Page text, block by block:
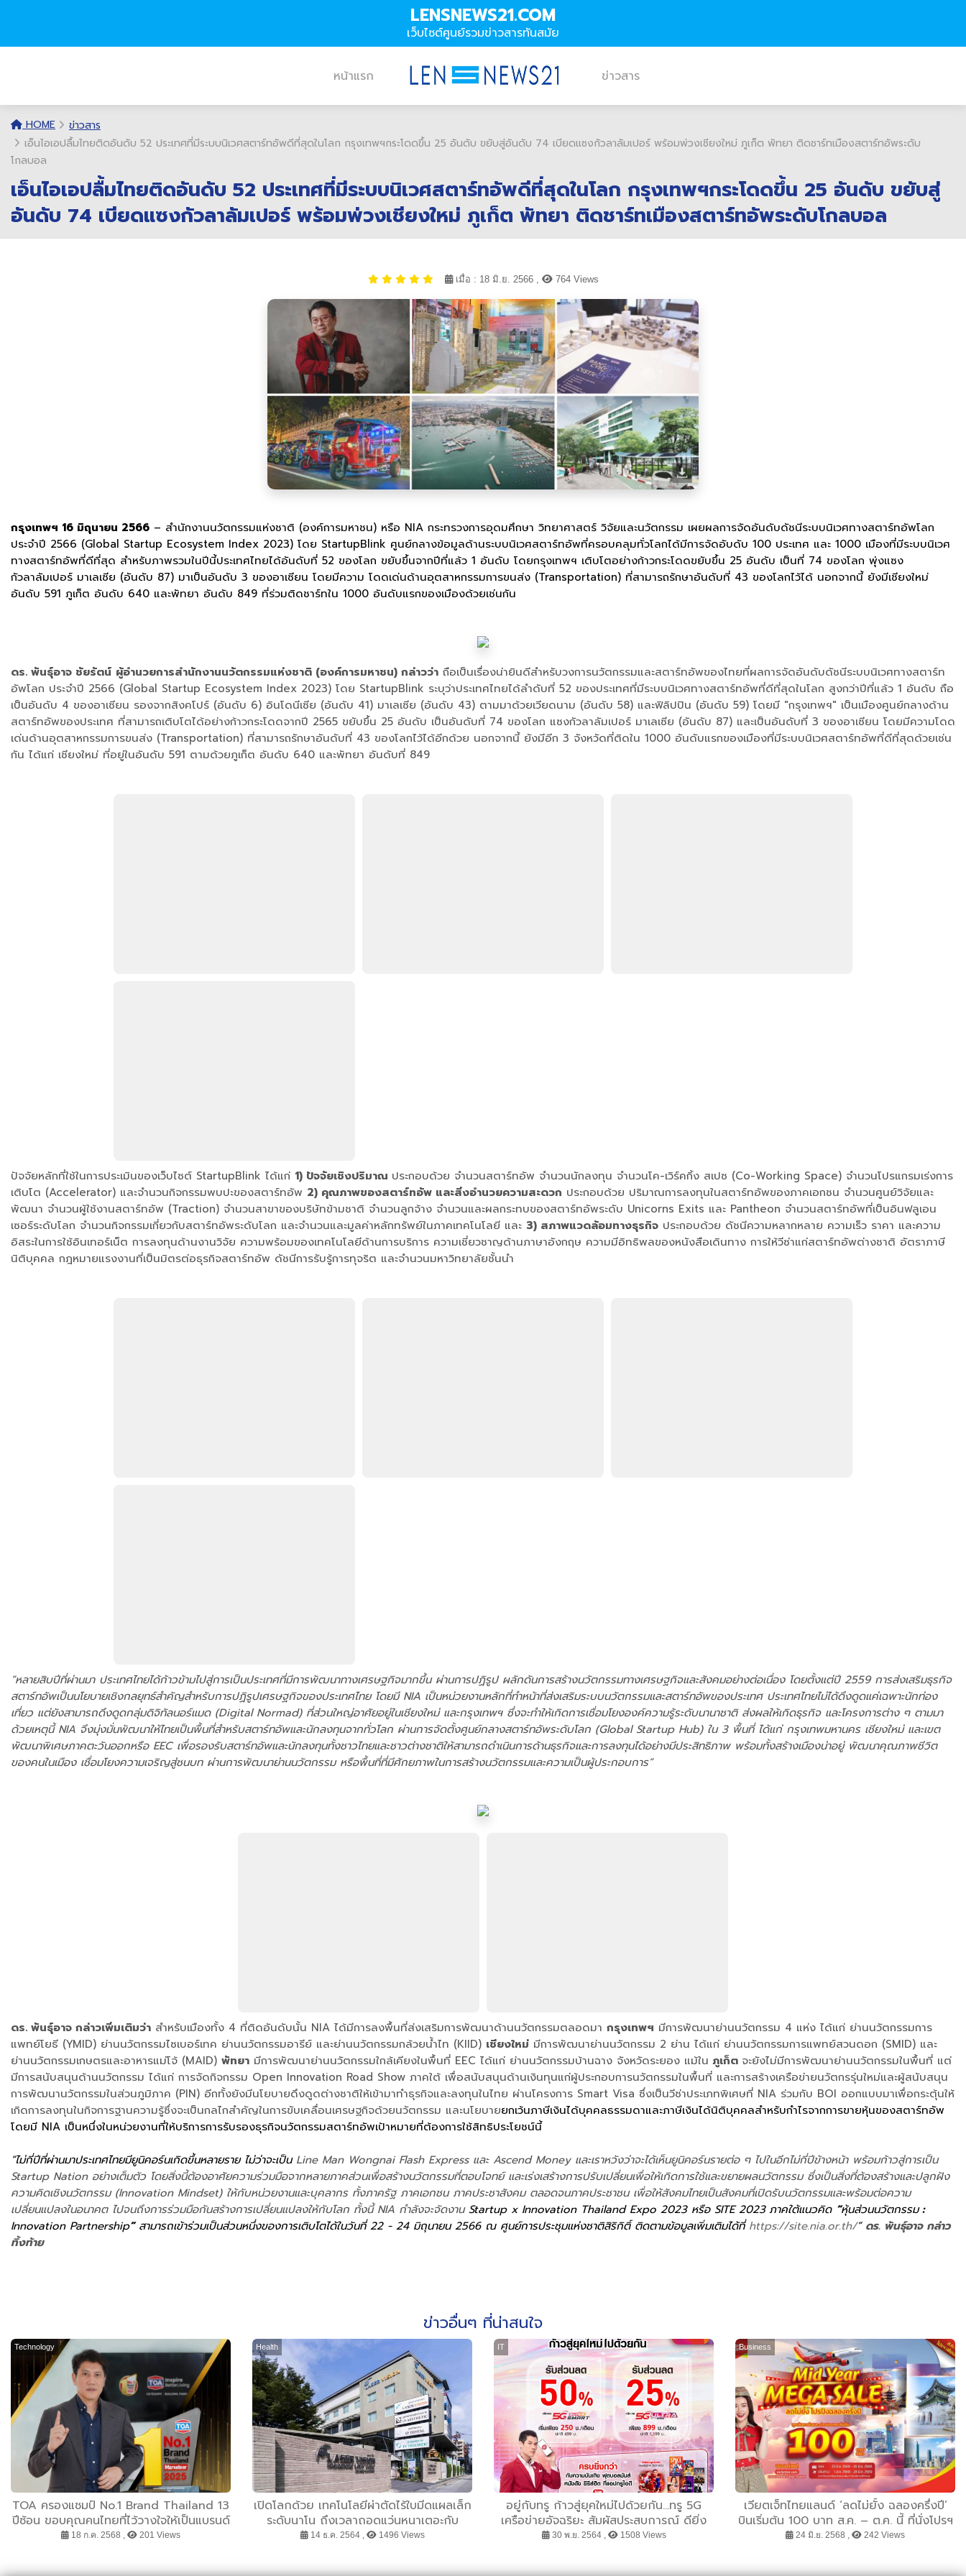
LENSNEWS21.COM
เว็บไซต์ศูนย์รวมข่าวสารทันสมัย
หน้าแรก ข่าวสาร
HOME
ข่าวสาร
เอ็นไอเอปลื้มไทยติดอันดับ 52 ประเทศที่มีระบบนิเวศสตาร์ทอัพดีที่สุดในโลก กรุงเทพฯกระโดดขึ้น 25 อันดับ ขยับสู่อันดับ 74 เบียดแซงกัวลาลัมเปอร์ พร้อมพ่วงเชียงใหม่ ภูเก็ต พัทยา ติดชาร์ทเมืองสตาร์ทอัพระดับ
โกลบอล
เอ็นไอเอปลื้มไทยติดอันดับ 52 ประเทศที่มีระบบนิเวศสตาร์ทอัพดีที่สุดในโลก กรุงเทพฯกระโดดขึ้น 25 อันดับ ขยับสู่
อันดับ 74 เบียดแซงกัวลาลัมเปอร์ พร้อมพ่วงเชียงใหม่ ภูเก็ต พัทยา ติดชาร์ทเมืองสตาร์ทอัพระดับโกลบอล
เมื่อ : 18 มิ.ย. 2566 , 764 Views
กรุงเทพฯ 16 มิถุนายน 2566 – สำนักงานนวัตกรรมแห่งชาติ (องค์การมหาชน) หรือ NIA กระทรวงการอุดมศึกษา วิทยาศาสตร์ วิจัยและนวัตกรรม เผยผลการจัดอันดับดัชนีระบบนิเวศทางสตาร์ทอัพโลก
ประจำปี 2566 (Global Startup Ecosystem Index 2023) โดย StartupBlink ศูนย์กลางข้อมูลด้านระบบนิเวศสตาร์ทอัพที่ครอบคลุมทั่วโลกได้มีการจัดอับดับ 100 ประเทศ และ 1000 เมืองที่มีระบบนิเวศ
ทางสตาร์ทอัพที่ดีที่สุด สำหรับภาพรวมในปีนี้ประเทศไทยได้อันดับที่ 52 ของโลก ขยับขึ้นจากปีที่แล้ว 1 อันดับ โดยกรุงเทพฯ เติบโตอย่างก้าวกระโดดขยับขึ้น 25 อันดับ เป็นที่ 74 ของโลก พุ่งแซง
กัวลาลัมเปอร์ มาเลเซีย (อันดับ 87) มาเป็นอันดับ 3 ของอาเซียน โดยมีความ โดดเด่นด้านอุตสาหกรรมการขนส่ง (Transportation) ที่สามารถรักษาอันดับที่ 43 ของโลกไว้ได้ นอกจากนี้ ยังมีเชียงใหม่
อันดับ 591 ภูเก็ต อันดับ 640 และพัทยา อันดับ 849 ที่ร่วมติดชาร์ทใน 1000 อันดับแรกของเมืองด้วยเช่นกัน
ดร. พันธุ์อาจ ชัยรัตน์ ผู้อำนวยการสำนักงานนวัตกรรมแห่งชาติ (องค์การมหาชน) กล่าวว่า ถือเป็นเรื่องน่ายินดีสำหรับวงการนวัตกรรมและสตาร์ทอัพของไทยที่ผลการจัดอันดับดัชนีระบบนิเวศทางสตาร์ท
อัพโลก ประจำปี 2566 (Global Startup Ecosystem Index 2023) โดย StartupBlink ระบุว่าประเทศไทยได้ลำดับที่ 52 ของประเทศที่มีระบบนิเวศทางสตาร์ทอัพที่ดีที่สุดในโลก สูงกว่าปีที่แล้ว 1 อันดับ ถือ
เป็นอันดับ 4 ของอาเซียน รองจากสิงคโปร์ (อันดับ 6) อินโดนีเซีย (อันดับ 41) มาเลเซีย (อันดับ 43) ตามมาด้วยเวียดนาม (อันดับ 58) และฟิลิปปิน (อันดับ 59) โดยมี "กรุงเทพฯ" เป็นเมืองศูนย์กลางด้าน
สตาร์ทอัพของประเทศ ที่สามารถเติบโตได้อย่างก้าวกระโดดจากปี 2565 ขยับขึ้น 25 อันดับ เป็นอันดับที่ 74 ของโลก แซงกัวลาลัมเปอร์ มาเลเซีย (อันดับ 87) และเป็นอันดับที่ 3 ของอาเซียน โดยมีความโดด
เด่นด้านอุตสาหกรรมการขนส่ง (Transportation) ที่สามารถรักษาอันดับที่ 43 ของโลกไว้ได้อีกด้วย นอกจากนี้ ยังมีอีก 3 จังหวัดที่ติดใน 1000 อันดับแรกของเมืองที่มีระบบนิเวศสตาร์ทอัพที่ดีที่สุดด้วยเช่น
กัน ได้แก่ เชียงใหม่ ที่อยู่ในอันดับ 591 ตามด้วยภูเก็ต อันดับ 640 และพัทยา อันดับที่ 849
ปัจจัยหลักที่ใช้ในการประเมินของเว็บไซต์ StartupBlink ได้แก่ 1) ปัจจัยเชิงปริมาณ ประกอบด้วย จำนวนสตาร์ทอัพ จำนวนนักลงทุน จำนวนโค-เวิร์คกิ้ง สเปซ (Co-Working Space) จำนวนโปรแกรมเร่งการ
เติบโต (Accelerator) และจำนวนกิจกรรมพบปะของสตาร์ทอัพ 2) คุณภาพของสตาร์ทอัพ และสิ่งอำนวยความสะดวก ประกอบด้วย ปริมาณการลงทุนในสตาร์ทอัพของภาคเอกชน จำนวนศูนย์วิจัยและ
พัฒนา จำนวนผู้ใช้งานสตาร์ทอัพ (Traction) จำนวนสาขาของบริษัทข้ามชาติ จำนวนลูกจ้าง จำนวนและผลกระทบของสตาร์ทอัพระดับ Unicorns Exits และ Pantheon จำนวนสตาร์ทอัพที่เป็นอินฟลูเอน
เซอร์ระดับโลก จำนวนกิจกรรมเกี่ยวกับสตาร์ทอัพระดับโลก และจำนวนและมูลค่าหลักทรัพย์ในภาคเทคโนโลยี และ 3) สภาพแวดล้อมทางธุรกิจ ประกอบด้วย ดัชนีความหลากหลาย ความเร็ว ราคา และความ
อิสระในการใช้อินเทอร์เน็ต การลงทุนด้านงานวิจัย ความพร้อมของเทคโนโลยีด้านการบริการ ความเชี่ยวชาญด้านภาษาอังกฤษ ความมีอิทธิพลของหนังสือเดินทาง การให้วีซ่าแก่สตาร์ทอัพต่างชาติ อัตราภาษี
นิติบุคคล กฎหมายแรงงานที่เป็นมิตรต่อธุรกิจสตาร์ทอัพ ดัชนีการรับรู้การทุจริต และจำนวนมหาวิทยาลัยชั้นนำ
“หลายสิบปีที่ผ่านมา ประเทศไทยได้ก้าวข้ามไปสู่การเป็นประเทศที่มีการพัฒนาทางเศรษฐกิจมากขึ้น ผ่านการปฏิรูป ผลักดันการสร้างนวัตกรรมทางเศรษฐกิจและสังคมอย่างต่อเนื่อง โดยตั้งแต่ปี 2559 การส่งเสริมธุรกิจ
สตาร์ทอัพเป็นนโยบายเชิงกลยุทธ์สำคัญสำหรับการปฏิรูปเศรษฐกิจของประเทศไทย โดยมี NIA เป็นหน่วยงานหลักที่ทำหน้าที่ส่งเสริมระบบนวัตกรรมและสตาร์ทอัพของประเทศ ประเทศไทยไม่ได้ดึงดูดแค่เฉพาะนักท่อง
เที่ยว แต่ยังสามารถดึงดูดกลุ่มดิจิทัลนอร์แมด (Digital Normad) ที่ส่วนใหญ่อาศัยอยู่ในเชียงใหม่ และกรุงเทพฯ ซึ่งจะทำให้เกิดการเชื่อมโยงองค์ความรู้ระดับนานาชาติ ส่งผลให้เกิดธุรกิจ และโครงการต่าง ๆ ตามมา
ด้วยเหตุนี้ NIA จึงมุ่งมั่นพัฒนาให้ไทยเป็นพื้นที่สำหรับสตาร์ทอัพและนักลงทุนจากทั่วโลก ผ่านการจัดตั้งศูนย์กลางสตาร์ทอัพระดับโลก (Global Startup Hub) ใน 3 พื้นที่ ได้แก่ กรุงเทพมหานคร เชียงใหม่ และเขต
พัฒนาพิเศษภาคตะวันออกหรือ EEC เพื่อรองรับสตาร์ทอัพและนักลงทุนทั้งชาวไทยและชาวต่างชาติให้สามารถดำเนินการด้านธุรกิจและการลงทุนได้อย่างมีประสิทธิภาพ พร้อมทั้งสร้างเมืองน่าอยู่ พัฒนาคุณภาพชีวิต
ของคนในเมือง เชื่อมโยงความเจริญสู่ชนบท ผ่านการพัฒนาย่านนวัตกรรม หรือพื้นที่ที่มีศักยภาพในการสร้างนวัตกรรมและความเป็นผู้ประกอบการ”
ดร. พันธุ์อาจ กล่าวเพิ่มเติมว่า สำหรับเมืองทั้ง 4 ที่ติดอันดับนั้น NIA ได้มีการลงพื้นที่ส่งเสริมการพัฒนาด้านนวัตกรรมตลอดมา กรุงเทพฯ มีการพัฒนาย่านนวัตกรรม 4 แห่ง ได้แก่ ย่านนวัตกรรมการ
แพทย์โยธี (YMID) ย่านนวัตกรรมไซเบอร์เทค ย่านนวัตกรรมอารีย์ และย่านนวัตกรรมกล้วยน้ำไท (KIID) เชียงใหม่ มีการพัฒนาย่านนวัตกรรม 2 ย่าน ได้แก่ ย่านนวัตกรรมการแพทย์สวนดอก (SMID) และ
ย่านนวัตกรรมเกษตรและอาหารแม่โจ้ (MAID) พัทยา มีการพัฒนาย่านนวัตกรรมใกล้เคียงในพื้นที่ EEC ได้แก่ ย่านนวัตกรรมบ้านฉาง จังหวัดระยอง แม้ใน ภูเก็ต จะยังไม่มีการพัฒนาย่านนวัตกรรมในพื้นที่ แต่
มีการสนับสนุนด้านนวัตกรรม ได้แก่ การจัดกิจกรรม Open Innovation Road Show ภาคใต้ เพื่อสนับสนุนด้านเงินทุนแก่ผู้ประกอบการนวัตกรรมในพื้นที่ และการสร้างเครือข่ายนวัตกรรุ่นใหม่และผู้สนับสนุน
การพัฒนานวัตกรรมในส่วนภูมิภาค (PIN) อีกทั้งยังมีนโยบายดึงดูดต่างชาติให้เข้ามาทำธุรกิจและลงทุนในไทย ผ่านโครงการ Smart Visa ซึ่งเป็นวีซ่าประเภทพิเศษที่ NIA ร่วมกับ BOI ออกแบบมาเพื่อกระตุ้นให้
เกิดการลงทุนในกิจการฐานความรู้ซึ่งจะเป็นกลไกสำคัญในการขับเคลื่อนเศรษฐกิจด้วยนวัตกรรม และนโยบายยกเว้นภาษีเงินได้บุคคลธรรมดาและภาษีเงินได้นิติบุคคลสำหรับกำไรจากการขายหุ้นของสตาร์ทอัพ
โดยมี NIA เป็นหนึ่งในหน่วยงานที่ให้บริการการรับรองธุรกิจนวัตกรรมสตาร์ทอัพเป้าหมายที่ต้องการใช้สิทธิประโยชน์นี้
“ไม่กี่ปีที่ผ่านมาประเทศไทยมียูนิคอร์นเกิดขึ้นหลายราย ไม่ว่าจะเป็นLine Man Wongnai Flash Express และ Ascend Money และเราหวังว่าจะได้เห็นยูนิคอร์นรายต่อ ๆ ไปในอีกไม่กี่ปีข้างหน้า พร้อมก้าวสู่การเป็น
Startup Nation อย่างเต็มตัว โดยสิ่งนี้ต้องอาศัยความร่วมมือจากหลายภาคส่วนเพื่อสร้างนวัตกรรมที่ตอบโจทย์ และเร่งเสร้างการปรับเปลี่ยนเพื่อให้เกิดการใช้และขยายผลนวัตกรรม ซึ่งเป็นสิ่งที่ต้องสร้างและปลูกฝัง
ความคิดเชิงนวัตกรรม (Innovation Mindset) ให้กับหน่วยงานและบุคลากร ทั้งภาครัฐ ภาคเอกชน ภาคประชาสังคม ตลอดจนภาคประชาชน เพื่อให้สังคมไทยเป็นสังคมที่เปิดรับนวัตกรรมและพร้อมต่อความ
เปลี่ยนแปลงในอนาคต ไปจนถึงการร่วมมือกันสร้างการเปลี่ยนแปลงให้กับโลก ทั้งนี้ NIA กำลังจะจัดงานStartup x Innovation Thailand Expo 2023 หรือ SITE 2023 ภาคใต้แนวคิด “หุ้นส่วนนวัตกรรม:
Innovation Partnership”สามารถเข้าร่วมเป็นส่วนหนึ่งของการเติบโตได้ในวันที่ 22 - 24 มิถุนายน 2566 ณ ศูนย์การประชุมแห่งชาติสิริกิติ์ ติดตามข้อมูลเพิ่มเติมได้ที่https://site.nia.or.th/” ดร. พันธุ์อาจ กล่าว
ทิ้งท้าย
ข่าวอื่นๆ ที่น่าสนใจ
Technology
TOA ครองแชมป์ No.1 Brand Thailand 13
ปีซ้อน ขอบคุณคนไทยที่ไว้วางใจให้เป็นแบรนด์
สีอันดับ 1 ของประเทศ
18 ก.ค. 2568 , 201 Views
Health
เปิดโลกด้วย เทคโนโลยีผ่าตัดไร้ใบมีดแผลเล็ก
ระดับนาโน ถึงเวลาถอดแว่นหนาเตอะกับ
“นาโน รีเลกซ์ เคลียร์-NanoRelex®
14 ธ.ค. 2564 , 1496 Views
IT
อยู่กับทรู ก้าวสู่ยุคใหม่ไปด้วยกัน...ทรู 5G
เครือข่ายอัจฉริยะ สัมผัสประสบการณ์ ดียิ่ง
กว่า คุ้มยิ่งกว่า ย้ายค่ายมาเป็นรายเดือนสู่
30 พ.ย. 2564 , 1508 Views
Business
เวียตเจ็ทไทยแลนด์ ‘ลดไม่ยั้ง ฉลองครึ่งปี’
บินเริ่มต้น 100 บาท ส.ค. – ต.ค. นี้ ที่นั่งโปรฯ
เพียบ!
24 มิ.ย. 2568 , 242 Views